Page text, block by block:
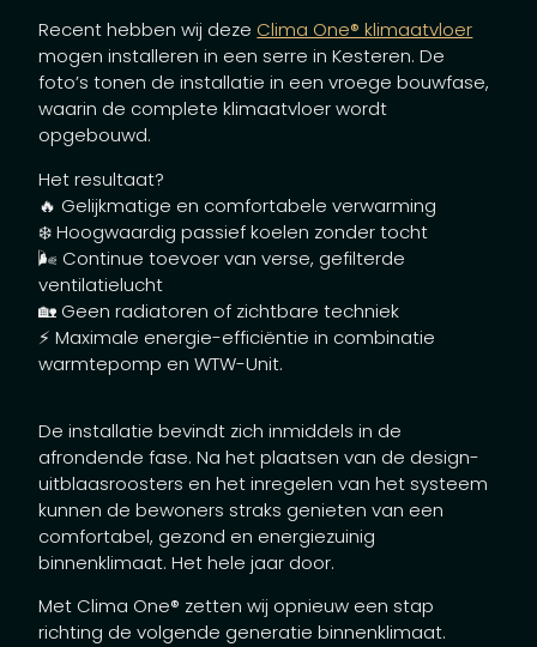
Recent hebben wij deze Clima One® klimaatvloer
mogen installeren in een serre in Kesteren. De
foto’s tonen de installatie in een vroege bouwfase,
waarin de complete klimaatvloer wordt
opgebouwd.
Het resultaat?
🔥 Gelijkmatige en comfortabele verwarming
❄️ Hoogwaardig passief koelen zonder tocht
🌬️ Continue toevoer van verse, gefilterde
ventilatielucht
🏡 Geen radiatoren of zichtbare techniek
⚡ Maximale energie-efficiëntie in combinatie
warmtepomp en WTW-Unit.
De installatie bevindt zich inmiddels in de
afrondende fase. Na het plaatsen van de design-
uitblaasroosters en het inregelen van het systeem
kunnen de bewoners straks genieten van een
comfortabel, gezond en energiezuinig
binnenklimaat. Het hele jaar door.
Met Clima One® zetten wij opnieuw een stap
richting de volgende generatie binnenklimaat.